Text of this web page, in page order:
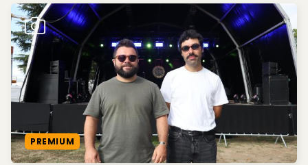
PREMIUM